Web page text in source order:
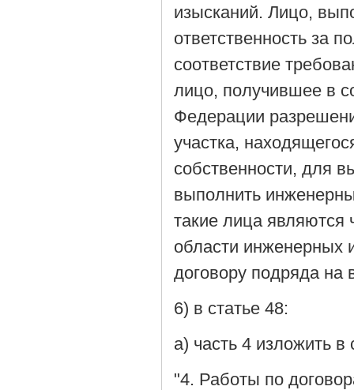
изысканий. Лицо,
ответственность за
соответствие
лицо, получившее в
Федерации
участка,
собственности, для
выполнить
такие лица являются
области инженерных
договору подряда
6) в статье 48:
а) часть 4 изложить
"4. Работы по